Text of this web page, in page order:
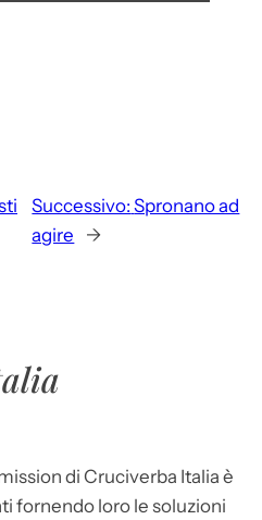
Successivo: Spronano ad
agire
→
di Cruciverba Italia è
fornendo loro le soluzioni